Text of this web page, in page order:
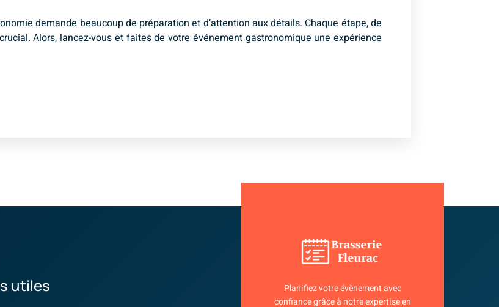
demande beaucoup de préparation et d’attention aux détails. Chaque étape, de
Alors, lancez-vous et faites de votre événement gastronomique une expérience
utiles
Planifiez votre évènement avec
confiance grâce à notre expertise en